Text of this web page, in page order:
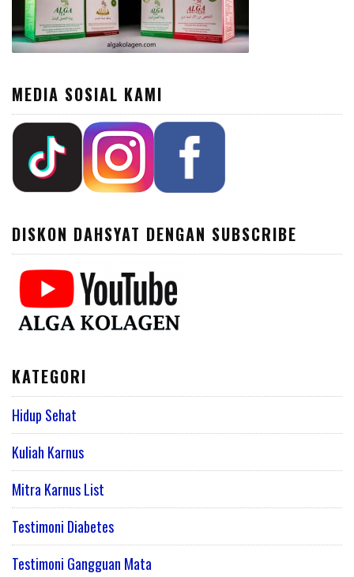
MEDIA SOSIAL KAMI
DISKON DAHSYAT DENGAN SUBSCRIBE
KATEGORI
Hidup Sehat
Kuliah Karnus
Mitra Karnus List
Testimoni Diabetes
Testimoni Gangguan Mata